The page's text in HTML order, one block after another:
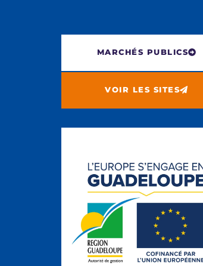
MARCHÉS PUBLICS
VOIR LES SITES